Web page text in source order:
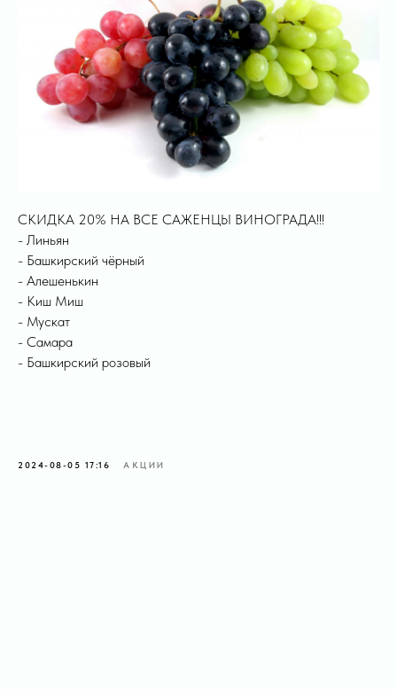
СКИДКА 20% НА ВСЕ САЖЕНЦЫ ВИНОГРАДА!!!
- Линьян
- Башкирский чёрный
- Алешенькин
- Киш Миш
- Мускат
- Самара
- Башкирский розовый
2024-08-05 17:16 АКЦИИ